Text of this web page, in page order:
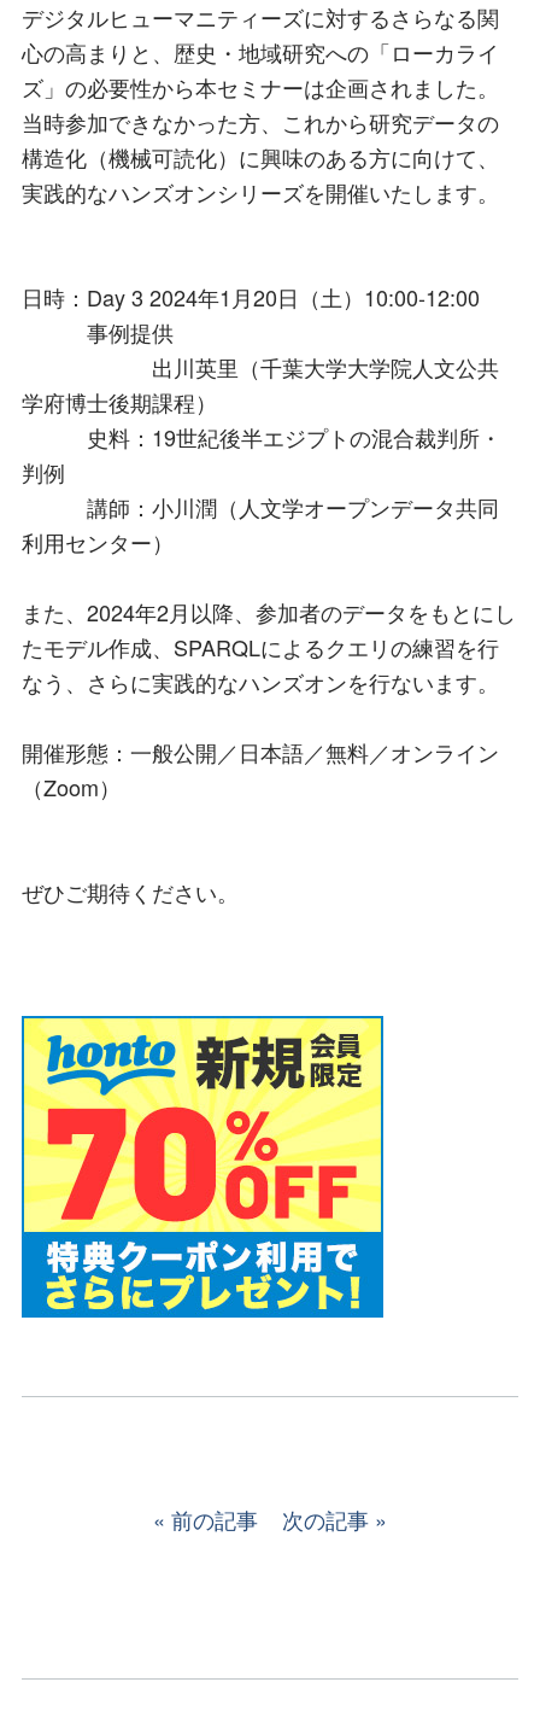
デジタルヒューマニティーズに対するさらなる関
心の高まりと、歴史・地域研究への「ローカライ
ズ」の必要性から本セミナーは企画されました。
当時参加できなかった方、これから研究データの
構造化（機械可読化）に興味のある方に向けて、
実践的なハンズオンシリーズを開催いたします。
日時：Day 3 2024年1月20日（土）10:00-12:00
事例提供
出川英里（千葉大学大学院人文公共
学府博士後期課程）
史料：19世紀後半エジプトの混合裁判所・
判例
講師：小川潤（人文学オープンデータ共同
利用センター）
また、2024年2月以降、参加者のデータをもとにし
たモデル作成、SPARQLによるクエリの練習を行
なう、さらに実践的なハンズオンを行ないます。
開催形態：一般公開／日本語／無料／オンライン
（Zoom）
ぜひご期待ください。
前の記事 次の記事